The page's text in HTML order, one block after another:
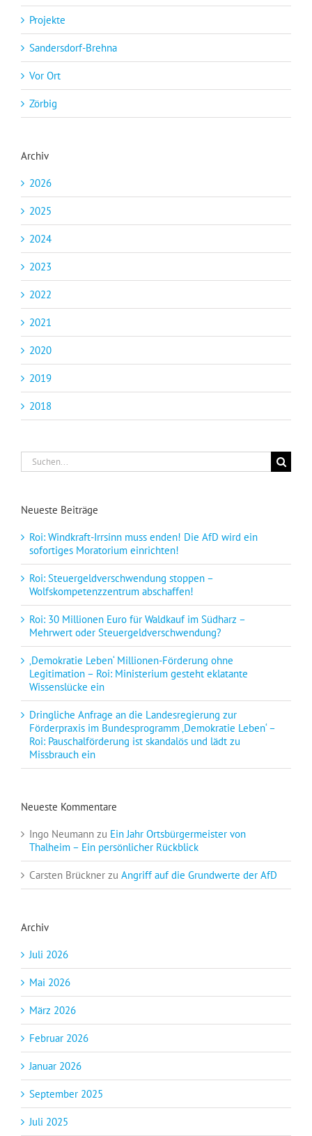
Projekte
Sandersdorf-Brehna
Vor Ort
Zörbig
Archiv
2026
2025
2024
2023
2022
2021
2020
2019
2018
Suche
nach:
Neueste Beiträge
Roi: Windkraft-Irrsinn muss enden! Die AfD wird ein
sofortiges Moratorium einrichten!
Roi: Steuergeldverschwendung stoppen –
Wolfskompetenzzentrum abschaffen!
Roi: 30 Millionen Euro für Waldkauf im Südharz –
Mehrwert oder Steuergeldverschwendung?
‚Demokratie Leben‘ Millionen-Förderung ohne
Legitimation – Roi: Ministerium gesteht eklatante
Wissenslücke ein
Dringliche Anfrage an die Landesregierung zur
Förderpraxis im Bundesprogramm ‚Demokratie Leben‘ –
Roi: Pauschalförderung ist skandalös und lädt zu
Missbrauch ein
Neueste Kommentare
Ingo Neumann zu Ein Jahr Ortsbürgermeister von
Thalheim – Ein persönlicher Rückblick
Carsten Brückner zu Angriff auf die Grundwerte der AfD
Archiv
Juli 2026
Mai 2026
März 2026
Februar 2026
Januar 2026
September 2025
Juli 2025